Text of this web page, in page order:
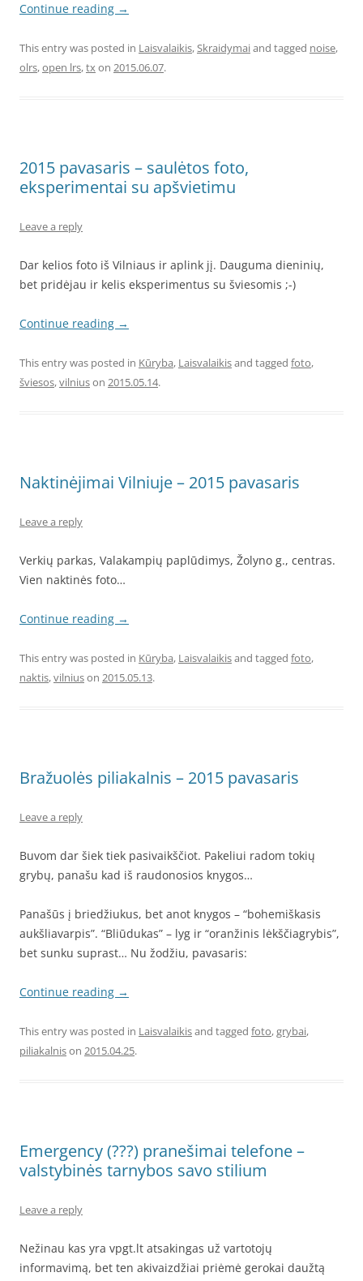
Continue reading →
This entry was posted in Laisvalaikis,Skraidymaiand tagged noise,
olrs,open lrs,txon 2015.06.07.
2015 pavasaris – saulėtos foto,
eksperimentai su apšvietimu
Leave a reply
Dar kelios foto iš Vilniaus ir aplink jį. Dauguma dieninių,
bet pridėjau ir kelis eksperimentus su šviesomis ;-)
Continue reading →
This entry was posted in Kūryba, Laisvalaikisand tagged foto,
šviesos,vilniuson 2015.05.14.
Naktinėjimai Vilniuje – 2015 pavasaris
Leave a reply
Verkių parkas, Valakampių paplūdimys, Žolyno g., centras.
Vien naktinės foto…
Continue reading →
This entry was posted in Kūryba, Laisvalaikisand tagged foto,
naktis,vilniuson 2015.05.13.
Bražuolės piliakalnis – 2015 pavasaris
Leave a reply
Buvom dar šiek tiek pasivaikščiot. Pakeliui radom tokių
grybų, panašu kad iš raudonosios knygos…
Panašūs į briedžiukus, bet anot knygos – “bohemiškasis
aukšliavarpis”. “Bliūdukas” – lyg ir “oranžinis lėkščiagrybis”,
bet sunku suprast… Nu žodžiu, pavasaris:
Continue reading →
This entry was posted in Laisvalaikisand tagged foto,grybai,
piliakalnison 2015.04.25.
Emergency (???) pranešimai telefone –
valstybinės tarnybos savo stilium
Leave a reply
Nežinau kas yra vpgt.lt atsakingas už vartotojų
informavimą, bet ten akivaizdžiai priėmė gerokai daužtą